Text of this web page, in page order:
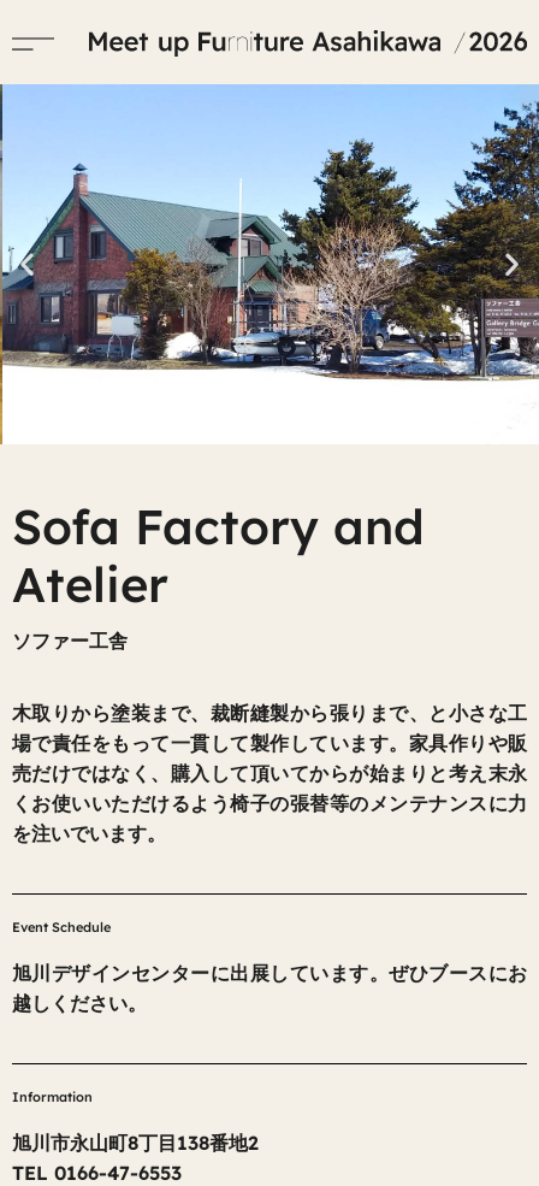
Sofa Factory and
Atelier
ソファー工舎
木取りから塗装まで、裁断縫製から張りまで、と小さな工
場で責任をもって一貫して製作しています。家具作りや販
売だけではなく、購入して頂いてからが始まりと考え末永
くお使いいただけるよう椅子の張替等のメンテナンスに力
を注いでいます。
Event Schedule
旭川デザインセンターに出展しています。ぜひブースにお
越しください。
Information
旭川市永山町8丁目138番地2
TEL 0166-47-6553